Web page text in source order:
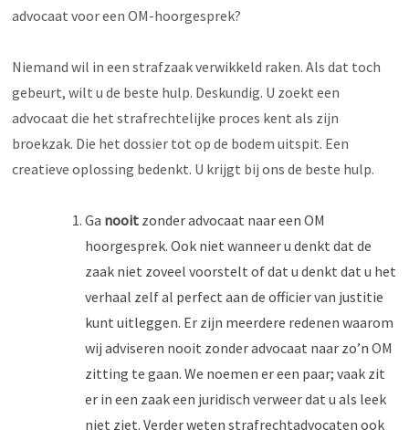
advocaat voor een OM-hoorgesprek?
Niemand wil in een strafzaak verwikkeld raken. Als dat toch
gebeurt, wilt u de beste hulp. Deskundig. U zoekt een
advocaat die het strafrechtelijke proces kent als zijn
broekzak. Die het dossier tot op de bodem uitspit. Een
creatieve oplossing bedenkt. U krijgt bij ons de beste hulp.
Ga nooit zonder advocaat naar een OM
hoorgesprek. Ook niet wanneer u denkt dat de
zaak niet zoveel voorstelt of dat u denkt dat u het
verhaal zelf al perfect aan de officier van justitie
kunt uitleggen. Er zijn meerdere redenen waarom
wij adviseren nooit zonder advocaat naar zo’n OM
zitting te gaan. We noemen er een paar; vaak zit
er in een zaak een juridisch verweer dat u als leek
niet ziet. Verder weten strafrechtadvocaten ook